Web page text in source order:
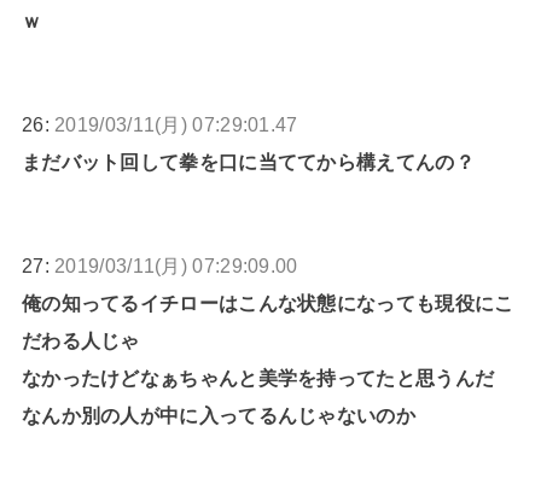
ｗ
26: 2019/03/11(月) 07:29:01.47
まだバット回して拳を口に当ててから構えてんの？
27: 2019/03/11(月) 07:29:09.00
俺の知ってるイチローはこんな状態になっても現役にこ
だわる人じゃ
なかったけどなぁちゃんと美学を持ってたと思うんだ
なんか別の人が中に入ってるんじゃないのか